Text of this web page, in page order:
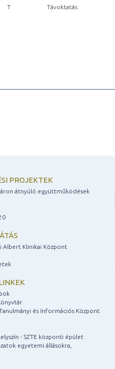
T
Távoktatás
PROJEKTEK
átnyúló együttműködések
Albert Klinikai Központ
és Információs Központ
- SZTE központi épület
egyetemi állásokra,